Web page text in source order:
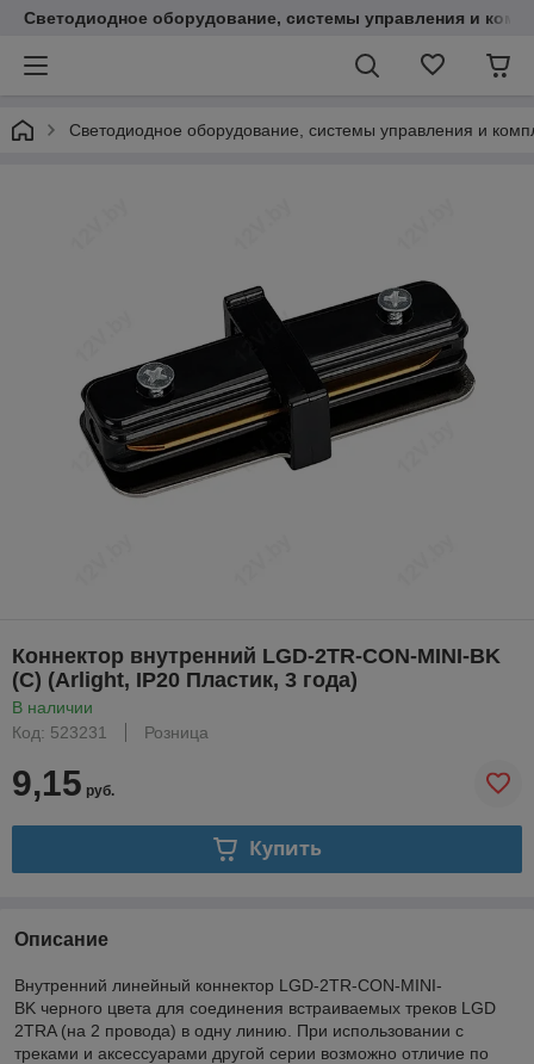
Светодиодное оборудование, системы управления и
Светодиодное оборудование, системы управления и
Коннектор внутренний LGD-2TR-CON-MINI-BK
(C) (Arlight, IP20 Пластик, 3 года)
В наличии
Код: 523231
Розница
9,15 руб.
Купить
Описание
Внутренний линейный коннектор LGD-2TR-CON-MINI-
BK черного цвета для соединения встраиваемых треков LGD
2TRA (на 2 провода) в одну линию. При использовании с
треками и аксессуарами другой серии возможно отличие по